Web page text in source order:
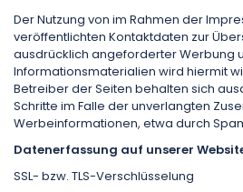
Der Nutzung von im Rahmen der
veröffentlichten Kontaktdaten zur
ausdrücklich angeforderter Werbung
Informationsmaterialien wird hiermit
Betreiber der Seiten behalten sich
Schritte im Falle der unverlangten
Werbeinformationen, etwa durch
Datenerfassung auf unserer
SSL- bzw. TLS-Verschlüsselung